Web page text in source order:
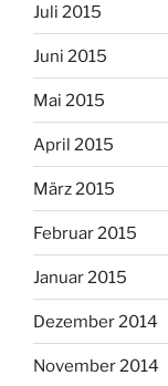
Juli 2015
Juni 2015
Mai 2015
April 2015
März 2015
Februar 2015
Januar 2015
Dezember 2014
November 2014